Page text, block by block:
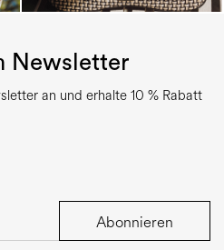
Newsletter
an und erhalte 10 % Rabatt
Abonnieren